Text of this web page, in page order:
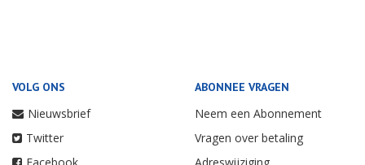
VOLG ONS
Nieuwsbrief
Twitter
ABONNEE VRAGEN
Neem een Abonnement
Vragen over betaling